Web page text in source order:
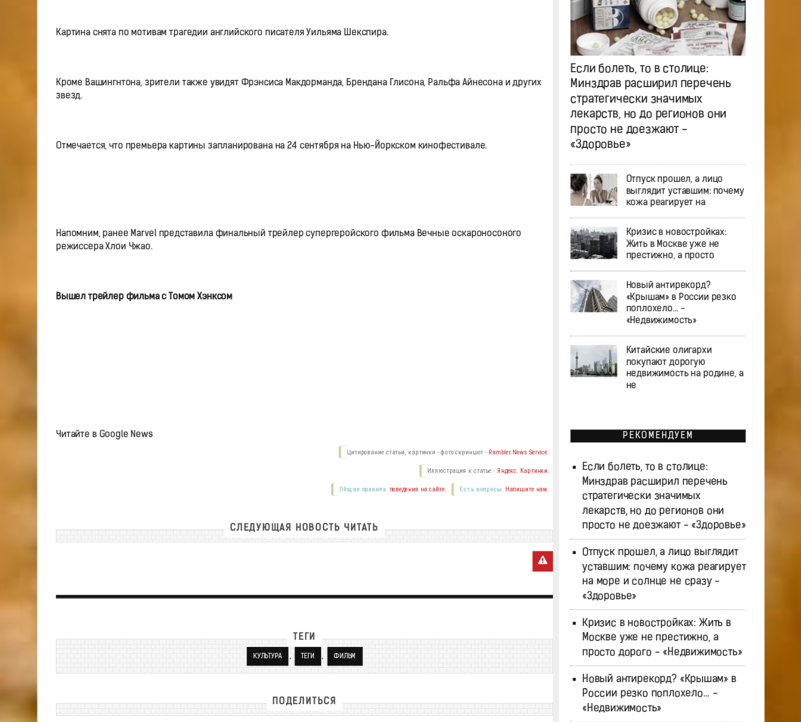
Картина снята по мотивам трагедии английского писателя Уильяма Шекспира.
Кроме Вашингнтона, зрители также увидят Фрэнсиса Макдорманда, Брендана Глисона, Ральфа Айнесона и других
звезд.
Отмечается, что премьера картины запланирована на 24 сентября на Нью-Йоркском кинофестивале.
Напомним, ранее Marvel представила финальный трейлер супергеройского фильма Вечные оскароносоного
режиссера Хлои Чжао.
Вышел трейлер фильма с Томом Хэнксом
Читайте в Google News
Цитирование статьи, картинки - фото скриншот - Rambler News Service.
Иллюстрация к статье - Яндекс. Картинки.
Есть вопросы. Напишите нам.
Общие правила поведения на сайте.
СЛЕДУЮЩАЯ НОВОСТЬ ЧИТАТЬ
ТЕГИ
КУЛЬТУРА , ТЕГИ , ФИЛЬМ
ПОДЕЛИТЬСЯ
Если болеть, то в столице:
Минздрав расширил перечень
стратегически значимых
лекарств, но до регионов они
просто не доезжают -
«Здоровье»
Отпуск прошел, а лицо
выглядит уставшим: почему
кожа реагирует на
Кризис в новостройках:
Жить в Москве уже не
престижно, а просто
Новый антирекорд?
«Крышам» в России резко
поплохело… -
«Недвижимость»
Китайские олигархи
покупают дорогую
недвижимость на родине, а
не
РЕКОМЕНДУЕМ
Если болеть, то в столице:
Минздрав расширил перечень
стратегически значимых
лекарств, но до регионов они
просто не доезжают - «Здоровье»
Отпуск прошел, а лицо выглядит
уставшим: почему кожа реагирует
на море и солнце не сразу -
«Здоровье»
Кризис в новостройках: Жить в
Москве уже не престижно, а
просто дорого - «Недвижимость»
Новый антирекорд? «Крышам» в
России резко поплохело… -
«Недвижимость»